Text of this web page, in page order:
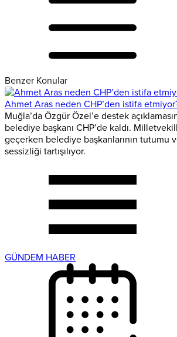
Benzer Konular
Ahmet Aras neden CHP’den istifa
Muğla’da Özgür Özel’e destek
belediye başkanı CHP’de kaldı.
geçerken belediye başkanlarının tutumu
sessizliği tartışılıyor.
GÜNDEM HABER